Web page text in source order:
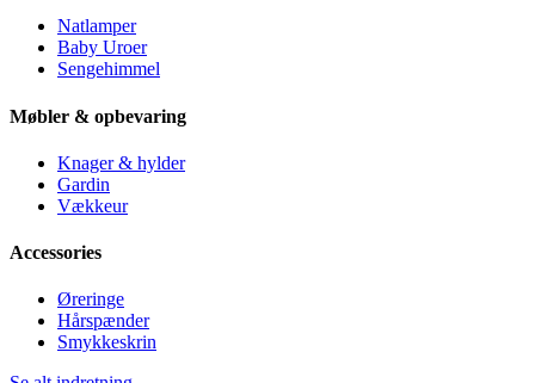
Natlamper
Baby Uroer
Sengehimmel
Møbler & opbevaring
Knager & hylder
Gardin
Vækkeur
Accessories
Øreringe
Hårspænder
Smykkeskrin